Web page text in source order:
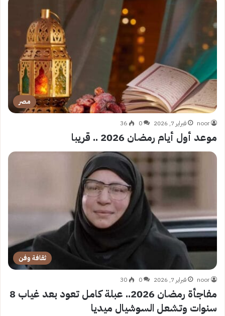
مصر
noor فبراير 7, 2026 0
36
موعد أول أيام رمضان 2026 .. قريبا
ثقافة وفن
noor فبراير 7, 2026 0
30
مفاجأة رمضان 2026.. عبلة كامل تعود بعد غياب 8
سنوات وتشعل السوشيال ميديا